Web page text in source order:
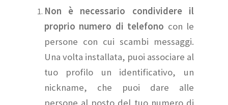
Non è necessario condividere il
proprio numero di telefono con le
persone con cui scambi messaggi.
Una volta installata, puoi associare al
tuo profilo un identificativo, un
nickname, che puoi dare alle